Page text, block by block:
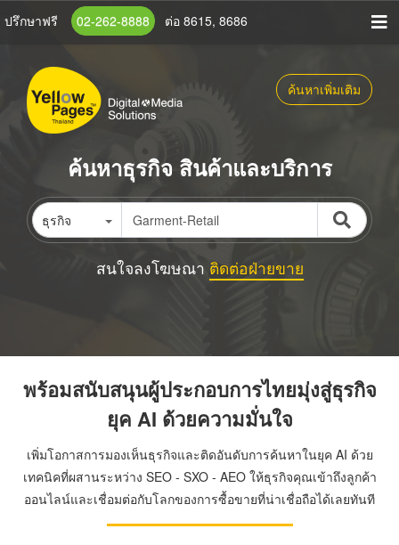
ข้าม
เนื้อหา
ปรึกษาฟรี 02-262-8888 ต่อ 8615, 8686
ค้นหาเพิ่มเติม
ค้นหาธุรกิจ สินค้าและบริการ
ธุรกิจ
สนใจลงโฆษณา ติดต่อฝ่ายขาย
พร้อมสนับสนุนผู้ประกอบการไทยมุ่งสู่ธุรกิจ
ยุค AI ด้วยความมั่นใจ
เพิ่มโอกาสการมองเห็นธุรกิจและติดอันดับการค้นหาในยุค AI ด้วย
เทคนิคที่ผสานระหว่าง SEO - SXO - AEO ให้ธุรกิจคุณเข้าถึงลูกค้า
ออนไลน์และเชื่อมต่อกับโลกของการซื้อขายที่น่าเชื่อถือได้เลยทันที